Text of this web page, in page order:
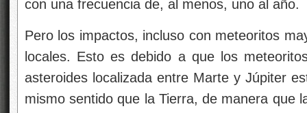
con una frecuencia de, al menos, uno al año.
Pero los impactos, incluso con meteoritos
locales. Esto es debido a que los
asteroides localizada entre Marte y Júpiter
mismo sentido que la Tierra, de manera que